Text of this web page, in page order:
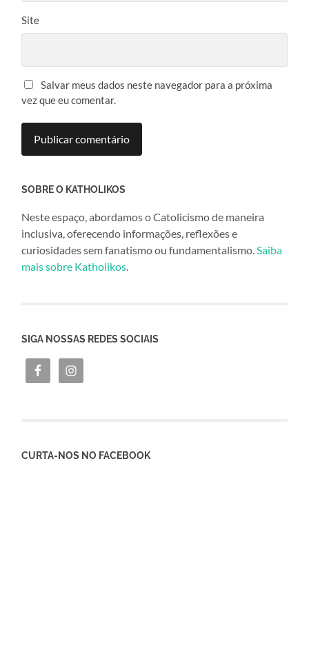
Site
Salvar meus dados neste navegador para a próxima
vez que eu comentar.
SOBRE O KATHOLIKOS
Neste espaço, abordamos o Catolicismo de maneira
inclusiva, oferecendo informações, reflexões e
curiosidades sem fanatismo ou fundamentalismo.Saiba
mais sobre Katholikos.
SIGA NOSSAS REDES SOCIAIS
CURTA-NOS NO FACEBOOK